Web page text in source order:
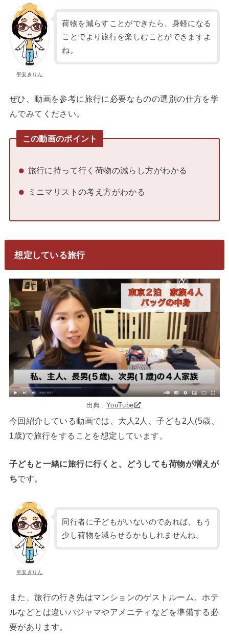
平安きりん
荷物を減らすことができたら、身軽になる
ことでより旅行を楽しむことができますよ
ね。
ぜひ、動画を参考に旅行に必要なものの選別の仕方を学
んでみてください。
この動画のポイント
旅行に持って行く荷物の減らし方がわかる
ミニマリストの考え方がわかる
想定している旅行
出典 :YouTube
今回紹介している動画では、大人2人、子ども2人(5歳、
1歳)で旅行をすることを想定しています。
子どもと一緒に旅行に行くと、どうしても荷物が増えが
ちです。
平安きりん
同行者に子どもがいないのであれば、もう
少し荷物を減らせるかもしれませんね。
また、旅行の行き先はマンションのゲストルーム。ホテ
ルなどとは違いパジャマやアメニティなどを準備する必
要があります。